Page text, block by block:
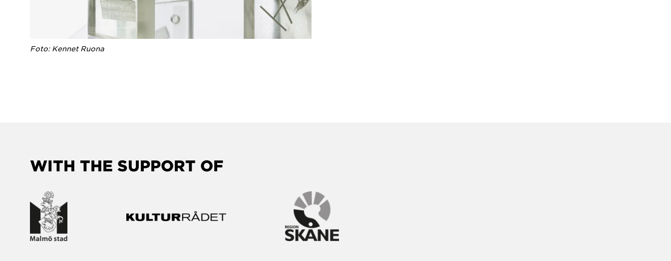
Foto: Kennet Ruona
WITH THE SUPPORT OF